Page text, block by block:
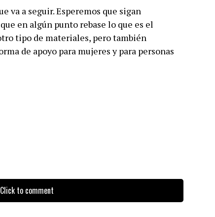
va a seguir. Esperemos que sigan
en algún punto rebase lo que es el
tipo de materiales, pero también
de apoyo para mujeres y para personas
Click to comment